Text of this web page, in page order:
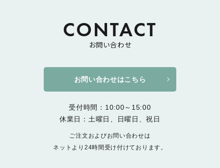
CONTACT
お問い合わせ
お問い合わせはこちら
受付時間：10:00～15:00
休業日：土曜日、日曜日、祝日
ご注文およびお問い合わせは
ネットより24時間受け付けております。